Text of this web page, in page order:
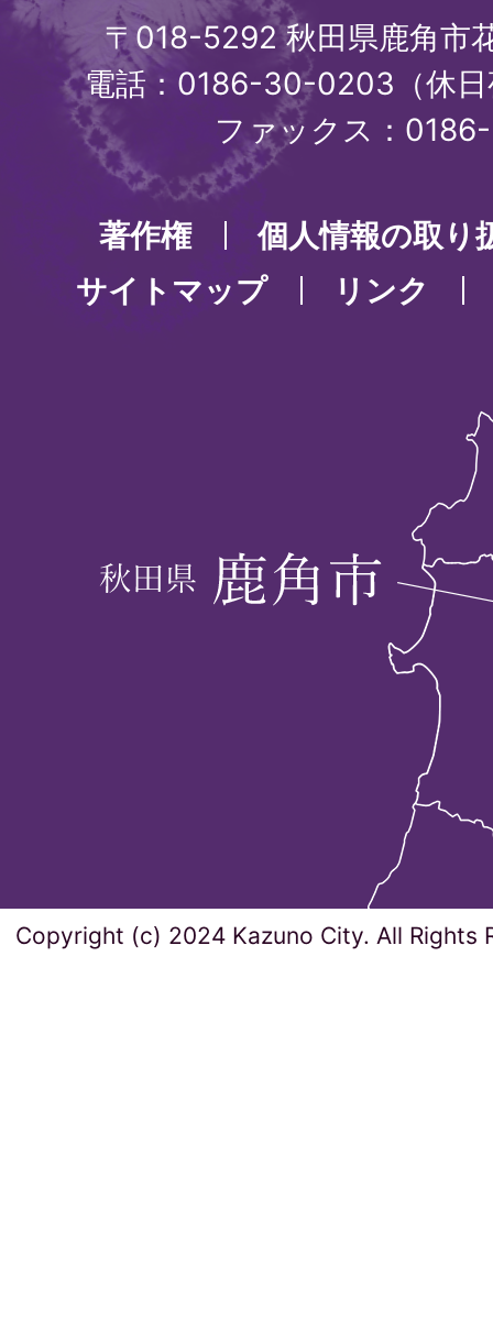
〒018-5292 秋田県鹿角市
電話：0186-30-0203（休
ファックス：
著作権
個人情報の取り
サイトマップ
リンク
Copyright (c) 2024 Kazuno City. All Rights